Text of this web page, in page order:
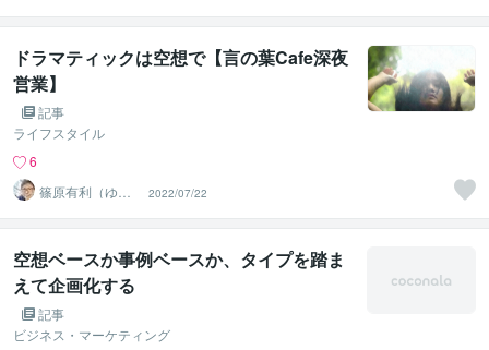
ドラマティックは空想で【言の葉Cafe深夜
営業】
記事
ライフスタイル
6
篠原有利（ゆー
りママ）
2022/07/22
空想ベースか事例ベースか、タイプを踏ま
えて企画化する
記事
ビジネス・マーケティング